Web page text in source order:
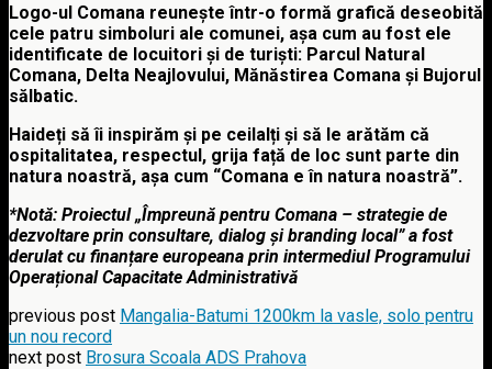
Logo-ul Comana reunește într-o formă grafică deseobită
cele patru simboluri ale comunei, așa cum au fost ele
identificate de locuitori și de turiști: Parcul Natural
Comana, Delta Neajlovului, Mănăstirea Comana și Bujorul
sălbatic.
Haideți să îi inspirăm și pe ceilalți și să le arătăm că
ospitalitatea, respectul, grija față de loc sunt parte din
natura noastră, așa cum “Comana e în natura noastră”.
*Notă: Proiectul „Împreună pentru Comana – strategie de
dezvoltare prin consultare, dialog și branding local” a fost
derulat cu finanțare europeana prin intermediul Programului
Operațional Capacitate Administrativă
previous post Mangalia-Batumi 1200km la vasle, solo pentru
un nou record
next post Brosura Scoala ADS Prahova